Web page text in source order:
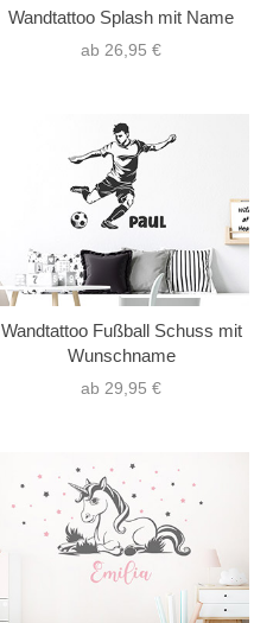
Wandtattoo Splash mit Name
ab 26,95 €
Wandtattoo Fußball Schuss mit
Wunschname
ab 29,95 €